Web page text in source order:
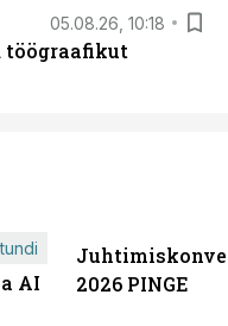
05.08.26, 10:18
töögraafikut
AI
2026 PINGE